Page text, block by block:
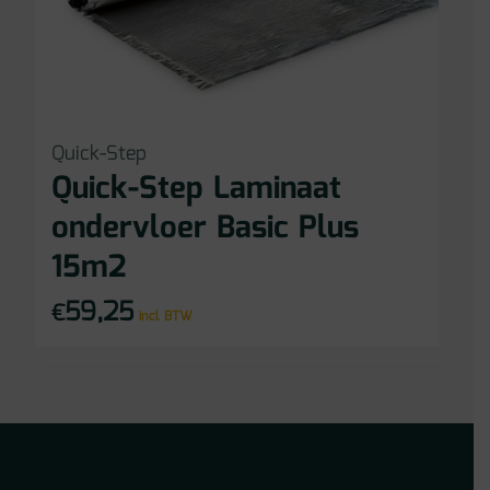
Quick-Step
Quick-Step Laminaat
ondervloer Basic Plus
15m2
€59,25 incl BTW